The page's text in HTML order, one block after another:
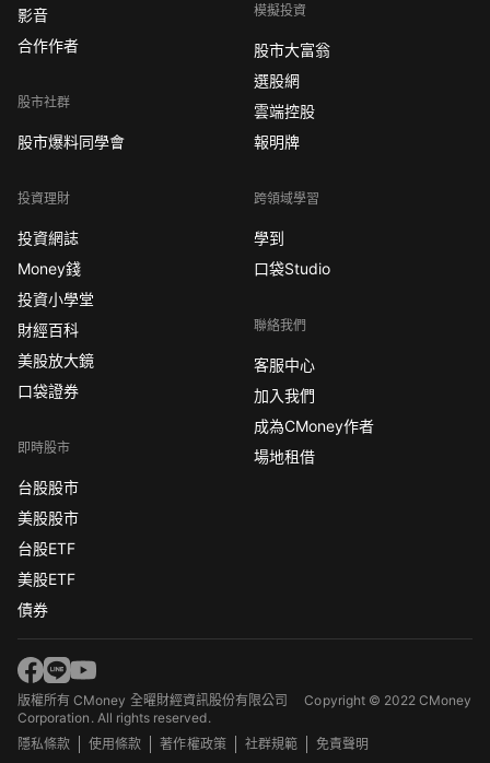
影音
合作作者
股市社群
股市爆料同學會
投資理財
投資網誌
Money錢
投資小學堂
財經百科
美股放大鏡
口袋證券
即時股市
台股股市
美股股市
台股ETF
美股ETF
債券
模擬投資
股市大富翁
選股網
雲端控股
報明牌
跨領域學習
學到
口袋Studio
聯絡我們
客服中心
加入我們
成為CMoney作者
場地租借
版權所有 CMoney 全曜財經資訊股份有限公司Copyright © 2022 CMoney
Corporation. All rights reserved.
隱私條款
使用條款 著作權政策 社群規範 免責聲明